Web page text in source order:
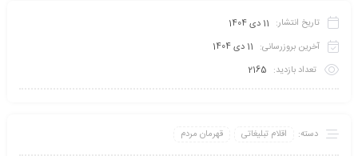
تاریخ انتشار: 11 دی 1404
آخرین بروزرسانی: 11 دی 1404
تعداد بازدید: 2165
دسته: اقلام تبلیغاتی قهرمان مردم